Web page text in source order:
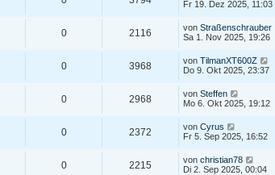
Fr 19. Dez 2025, 11:03
0 2116 von Straßenschrauber
Sa 1. Nov 2025, 19:26
0 3968 von TilmanXT600Z
Do 9. Okt 2025, 23:37
0 2968 von Steffen
Mo 6. Okt 2025, 19:12
0 2372 von Cyrus
Fr 5. Sep 2025, 16:52
0 2215 von christian78
Di 2. Sep 2025, 00:04